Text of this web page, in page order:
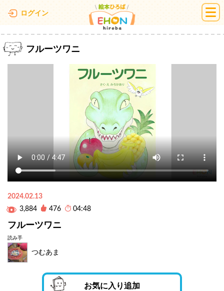
ログイン 絵本ひろば
フルーツワニ
2024.02.13
3,884
476 04:48
フルーツワニ
読み手
つむあま
お気に入り追加